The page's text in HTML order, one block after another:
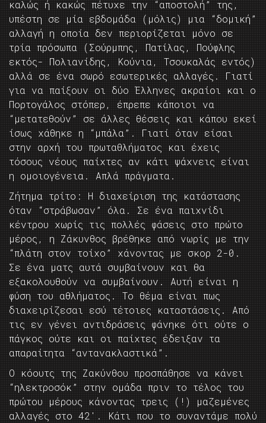
καλώς ή κακώς πέτυχε την “αποστολή” της,
υπέστη σε μία εβδομάδα (μόλις) μια “δομική”
αλλαγή η οποία δεν περιορίζεται μόνο σε
τρία πρόσωπα (Σούρμπης, Πατίλας, Πούφλης
εκτός- Πολιανίδης, Κούνια, Τσουκαλάς εντός)
αλλά σε ένα σωρό εσωτερικές αλλαγές. Γιατί
για να παίξουν οι δύο Έλληνες ακραίοι και ο
Πορτογάλος στόπερ, έπρεπε κάποιοι να
“μετατεθούν” σε άλλες θέσεις και κάπου εκεί
ίσως χάθηκε η “μπάλα”. Γιατί όταν είσαι
στην αρχή του πρωταθλήματος και έχεις
τόσους νέους παίχτες αν κάτι ψάχνεις είναι
η ομοιογένεια. Απλά πράγματα.
Ζήτημα τρίτο: Η διαχείριση της κατάστασης
όταν “στράβωσαν” όλα. Σε ένα παιχνίδι
κέντρου χωρίς τις πολλές φάσεις στο πρώτο
μέρος, η Ζάκυνθος βρέθηκε από νωρίς με την
“πλάτη στον τοίχο” χάνοντας με σκορ 2-0.
Σε ένα ματς αυτά συμβαίνουν και θα
εξακολουθούν να συμβαίνουν. Αυτή είναι η
φύση του αθλήματος. Το θέμα είναι πως
διαχειρίζεσαι εσύ τέτοιες καταστάσεις. Από
τις εν γένει αντιδράσεις φάνηκε ότι ούτε ο
πάγκος ούτε και οι παίχτες έδειξαν τα
απαραίτητα “αντανακλαστικά”.
Ο κόουτς της Ζακύνθου προσπάθησε να κάνει
“ηλεκτροσόκ” στην ομάδα πριν το τέλος του
πρώτου μέρους κάνοντας τρεις (!) μαζεμένες
αλλαγές στο 42′. Κάτι που το συναντάμε πολύ